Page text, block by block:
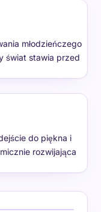
młodzieńczego
świat stawia przed
do piękna i
rozwijająca